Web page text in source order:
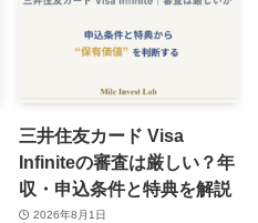
三井住友カード Visa
Infiniteの審査は厳しい？年
収・申込条件と特典を解説
2026年8月1日